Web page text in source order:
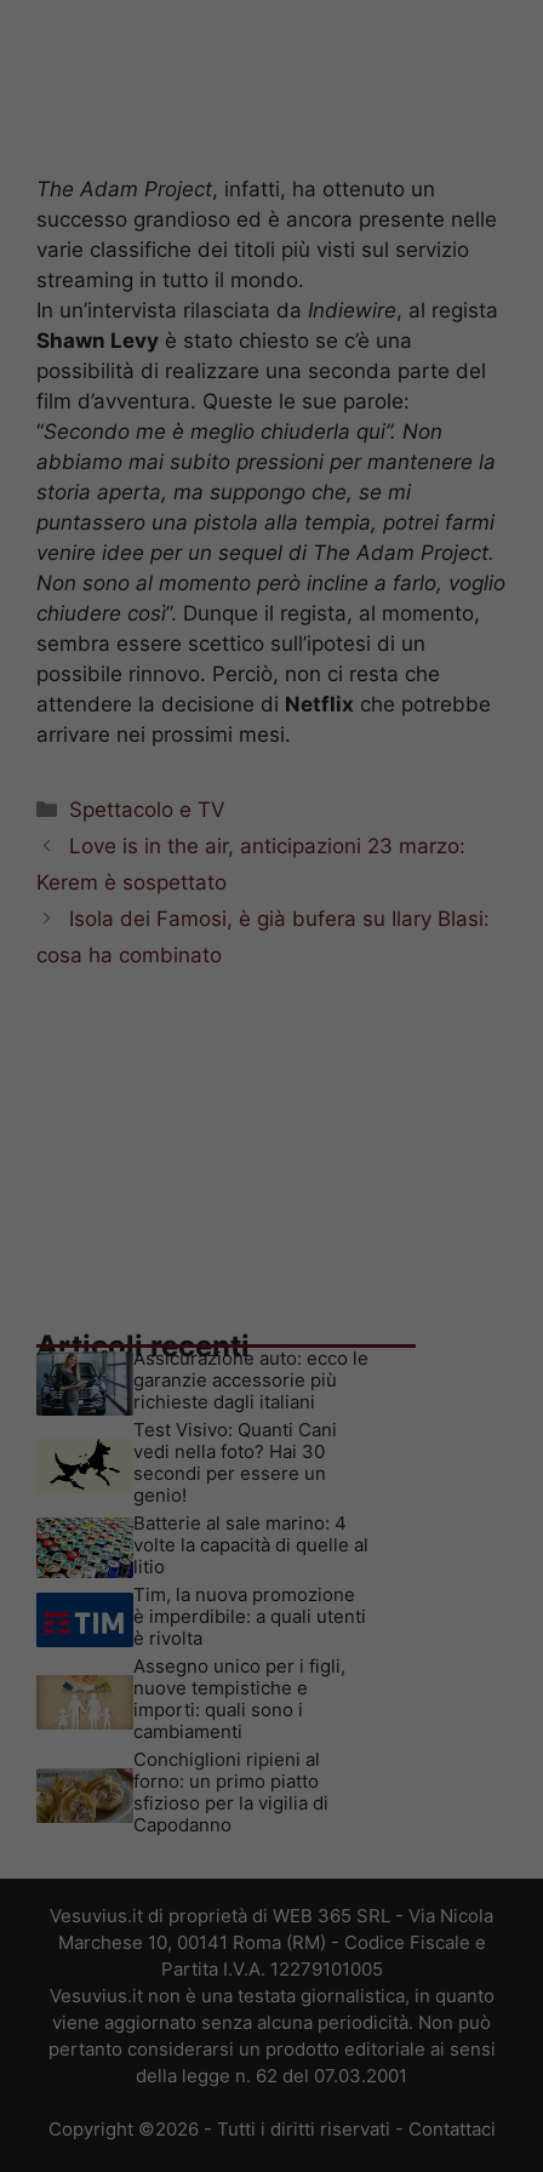
The Adam Project, infatti, ha ottenuto un
successo grandioso ed è ancora presente nelle
varie classifiche dei titoli più visti sul servizio
streaming in tutto il mondo.
In un’intervista rilasciata da Indiewire, al regista
Shawn Levy è stato chiesto se c’è una
possibilità di realizzare una seconda parte del
film d’avventura. Queste le sue parole:
“Secondo me è meglio chiuderla qui”. Non
abbiamo mai subito pressioni per mantenere la
storia aperta, ma suppongo che, se mi
puntassero una pistola alla tempia, potrei farmi
venire idee per un sequel di The Adam Project.
Non sono al momento però incline a farlo, voglio
chiudere così”. Dunque il regista, al momento,
sembra essere scettico sull’ipotesi di un
possibile rinnovo. Perciò, non ci resta che
attendere la decisione di Netflix che potrebbe
arrivare nei prossimi mesi.
Categorie
Spettacolo e TV
Love is in the air, anticipazioni 23 marzo:
Kerem è sospettato
Isola dei Famosi, è già bufera su Ilary Blasi:
cosa ha combinato
Articoli recenti
Assicurazione auto: ecco le
garanzie accessorie più
richieste dagli italiani
Test Visivo: Quanti Cani
vedi nella foto? Hai 30
secondi per essere un
genio!
Batterie al sale marino: 4
volte la capacità di quelle al
litio
Tim, la nuova promozione
è imperdibile: a quali utenti
è rivolta
Assegno unico per i figli,
nuove tempistiche e
importi: quali sono i
cambiamenti
Conchiglioni ripieni al
forno: un primo piatto
sfizioso per la vigilia di
Capodanno
Vesuvius.it di proprietà di WEB 365 SRL - Via Nicola
Marchese 10, 00141 Roma (RM) - Codice Fiscale e
Partita I.V.A. 12279101005
Vesuvius.it non è una testata giornalistica, in quanto
viene aggiornato senza alcuna periodicità. Non può
pertanto considerarsi un prodotto editoriale ai sensi
della legge n. 62 del 07.03.2001
Copyright ©2026 - Tutti i diritti riservati - Contattaci